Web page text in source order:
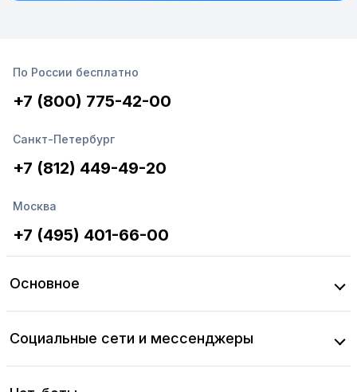
По России бесплатно
+7 (800) 775-42-00
Санкт-Петербург
+7 (812) 449-49-20
Москва
+7 (495) 401-66-00
Основное
Социальные сети и мессенджеры